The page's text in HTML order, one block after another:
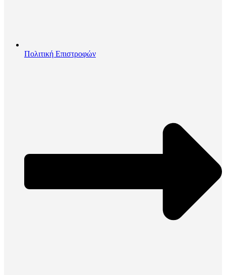
Πολιτική Επιστροφών